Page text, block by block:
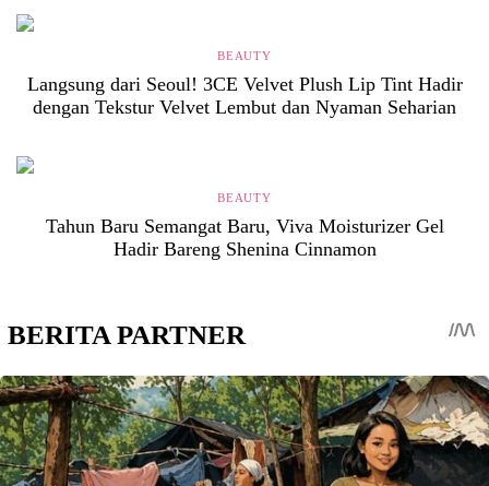
BEAUTY
Langsung dari Seoul! 3CE Velvet Plush Lip Tint Hadir
dengan Tekstur Velvet Lembut dan Nyaman Seharian
BEAUTY
Tahun Baru Semangat Baru, Viva Moisturizer Gel
Hadir Bareng Shenina Cinnamon